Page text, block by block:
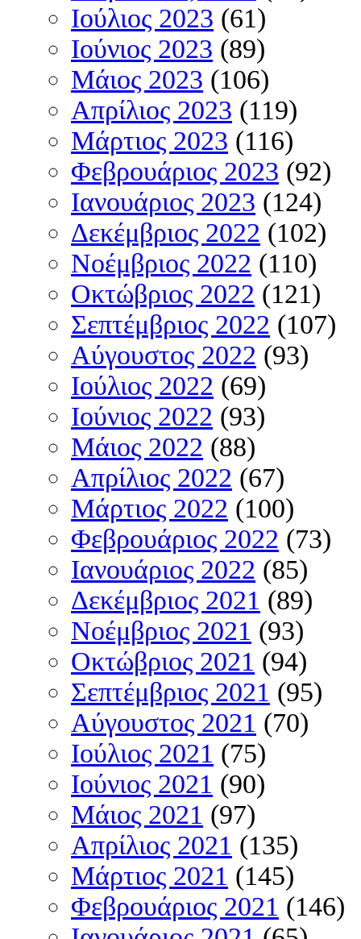
Ιούλιος 2023 (61)
Ιούνιος 2023 (89)
Μάιος 2023 (106)
Απρίλιος 2023 (119)
Μάρτιος 2023 (116)
Φεβρουάριος 2023 (92)
Ιανουάριος 2023 (124)
Δεκέμβριος 2022 (102)
Νοέμβριος 2022 (110)
Οκτώβριος 2022 (121)
Σεπτέμβριος 2022 (107)
Αύγουστος 2022 (93)
Ιούλιος 2022 (69)
Ιούνιος 2022 (93)
Μάιος 2022 (88)
Απρίλιος 2022 (67)
Μάρτιος 2022 (100)
Φεβρουάριος 2022 (73)
Ιανουάριος 2022 (85)
Δεκέμβριος 2021 (89)
Νοέμβριος 2021 (93)
Οκτώβριος 2021 (94)
Σεπτέμβριος 2021 (95)
Αύγουστος 2021 (70)
Ιούλιος 2021 (75)
Ιούνιος 2021 (90)
Μάιος 2021 (97)
Απρίλιος 2021 (135)
Μάρτιος 2021 (145)
Φεβρουάριος 2021 (146)